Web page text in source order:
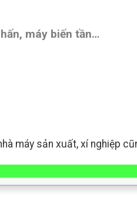
máy biến tần…
máy sản xuất, xí nghiệp